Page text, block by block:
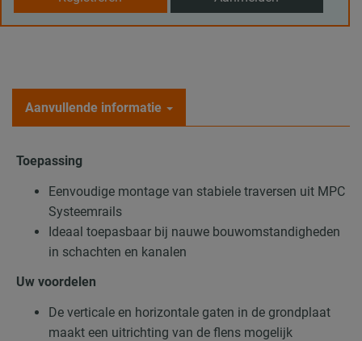
Aanvullende informatie
Toepassing
Eenvoudige montage van stabiele traversen uit MPC
Systeemrails
Ideaal toepasbaar bij nauwe bouwomstandigheden
in schachten en kanalen
Uw voordelen
De verticale en horizontale gaten in de grondplaat
maakt een uitrichting van de flens mogelijk